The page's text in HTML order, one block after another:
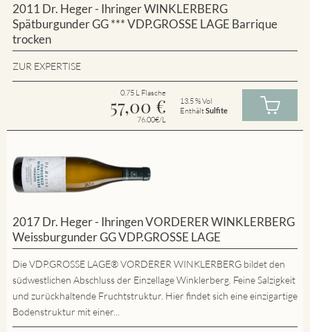
2011 Dr. Heger - Ihringer WINKLERBERG
Spätburgunder GG *** VDP.GROSSE LAGE Barrique
trocken
ZUR EXPERTISE
0.75 L Flasche
57,00 €
76.00€/L
13.5 % Vol
EnthältSulfite
2017 Dr. Heger - Ihringen VORDERER WINKLERBERG
Weissburgunder GG VDP.GROSSE LAGE
Die VDP.GROSSE LAGE® VORDERER WINKLERBERG bildet den
südwestlichen Abschluss der Einzellage Winklerberg. Feine Salzigkeit
und zurückhaltende Fruchtstruktur. Hier findet sich eine einzigartige
Bodenstruktur mit einer...